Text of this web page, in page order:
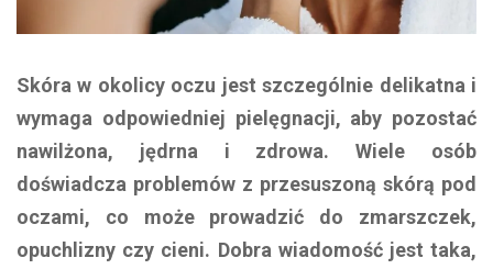
Skóra w okolicy oczu jest szczególnie delikatna i
wymaga odpowiedniej pielęgnacji, aby pozostać
nawilżona, jędrna i zdrowa. Wiele osób
doświadcza problemów z przesuszoną skórą pod
oczami, co może prowadzić do zmarszczek,
opuchlizny czy cieni. Dobra wiadomość jest taka,